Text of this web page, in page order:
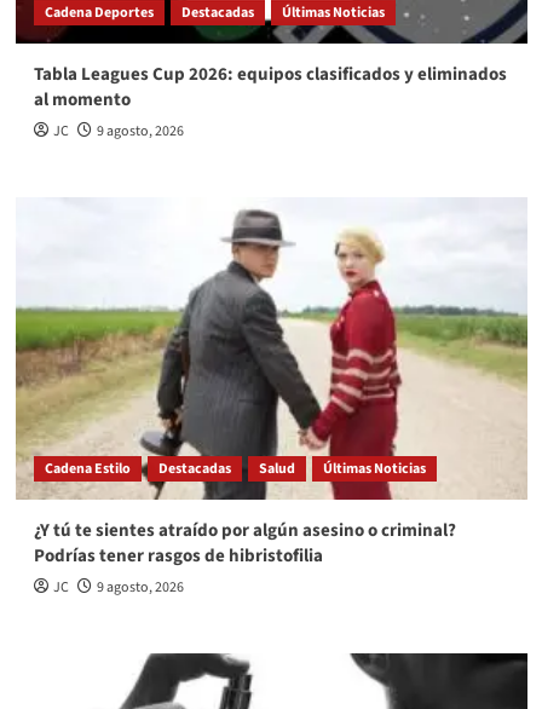
Cadena Deportes Destacadas Últimas Noticias
Tabla Leagues Cup 2026: equipos clasificados y eliminados
al momento
JC 9 agosto, 2026
Cadena Estilo Destacadas Salud Últimas Noticias
¿Y tú te sientes atraído por algún asesino o criminal?
Podrías tener rasgos de hibristofilia
JC 9 agosto, 2026